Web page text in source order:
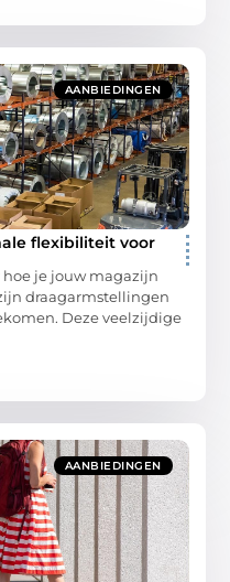
AANBIEDINGEN
flexibiliteit voor
je jouw magazijn
draagarmstellingen
Deze veelzijdige
AANBIEDINGEN